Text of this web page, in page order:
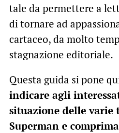
tale da permettere a
di tornare ad
cartaceo, da molto
stagnazione editoriale.
Questa guida si pone
indicare agli
situazione delle varie
Superman e